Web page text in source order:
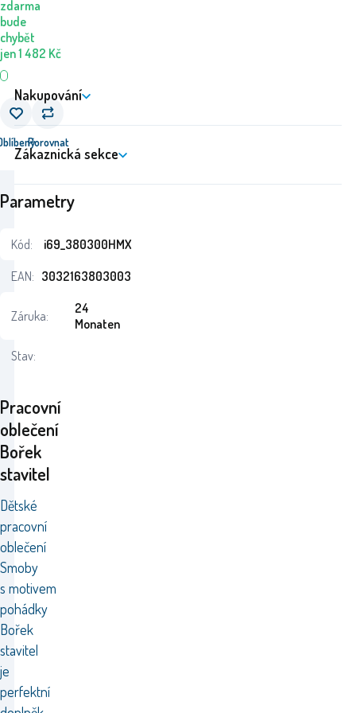
zdarma
bude
chybět
jen1 482 Kč
Porovnat
Pracovní
oblečení
Bořek
stavitel
Dětské
pracovní
oblečení
Smoby
s motivem
pohádky
Bořek
stavitel
je
perfektní
Parametry
Kód:
i69_380300HMX
EAN: 3032163803003
Záruka:
24
Monaten
Stav:
Nakupování
Zákaznická sekce